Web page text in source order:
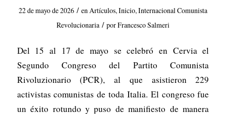
22 de mayo de 2026 / en Artículos,Inicio,Internacional Comunista
Revolucionaria / porFrancesco Salmeri
Del 15 al 17 de mayo se celebró en Cervia el
Segundo Congreso del Partito Comunista
Rivoluzionario (PCR), al que asistieron 229
activistas comunistas de toda Italia. El congreso fue
un éxito rotundo y puso de manifiesto de manera